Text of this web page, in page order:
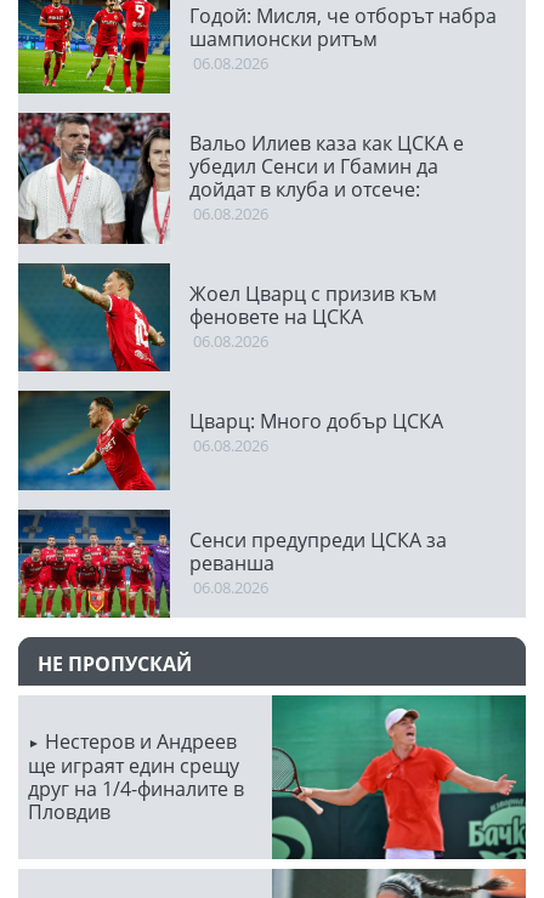
Годой: Мисля, че отборът набра
шампионски ритъм
06.08.2026
Вальо Илиев каза как ЦСКА е
убедил Сенси и Гбамин да
дойдат в клуба и отсече:
Направихме изключителен
06.08.2026
Жоел Цварц с призив към
феновете на ЦСКА
06.08.2026
Цварц: Много добър ЦСКА
06.08.2026
Сенси предупреди ЦСКА за
реванша
06.08.2026
НЕ ПРОПУСКАЙ
Нестеров и Андреев
ще играят един срещу
друг на 1/4-финалите в
Пловдив